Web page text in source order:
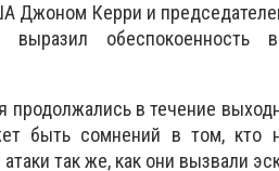
Джоном Керри и
выразил
продолжались в течение
быть сомнений в том, кто
так же, как они вызвали